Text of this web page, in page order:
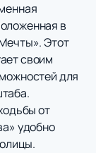
в
Этот
своим
для
от
удобно